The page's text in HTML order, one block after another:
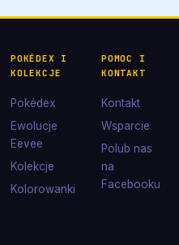
POKÉDEX I
KOLEKCJE
Pokédex
Ewolucje
Eevee
Kolekcje
Kolorowanki
POMOC I
KONTAKT
Kontakt
Wsparcie
Polub nas
na
Facebooku